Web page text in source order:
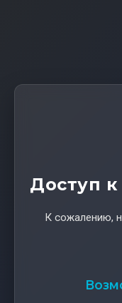
Доступ к
К сожалению,